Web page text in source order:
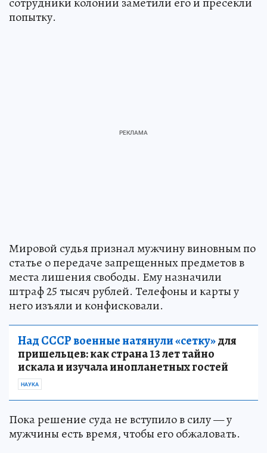
попытку.
Мировой судья признал мужчину виновным по
статье о передаче запрещенных предметов в
места лишения свободы. Ему назначили
штраф 25 тысяч рублей. Телефоны и карты у
него изъяли и конфисковали.
Над СССР военные натянули «сетку»для
пришельцев: как страна 13 лет тайно
искала и изучала инопланетных гостей
НАУКА
Пока решение суда не вступило в силу — у
мужчины есть время, чтобы его обжаловать.